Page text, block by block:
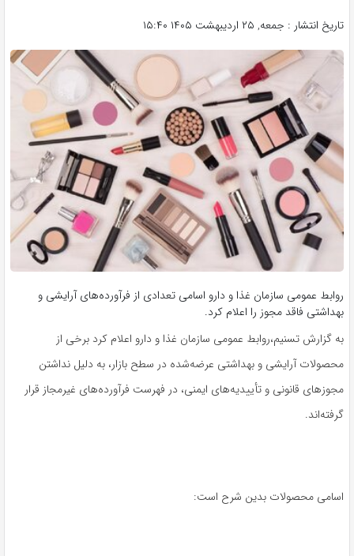
تاریخ انتشار : جمعه, ۲۵ اردیبهشت ۱۴۰۵ ۱۵:۴۰
روابط عمومی سازمان غذا و دارو اسامی تعدادی از فرآورده‌های آرایشی و
بهداشتی فاقد مجوز را اعلام کرد.
به گزارش تسنیم،روابط عمومی سازمان غذا و دارو اعلام کرد برخی از
محصولات آرایشی و بهداشتی عرضه‌شده در سطح بازار، به دلیل نداشتن
مجوزهای قانونی و تأییدیه‌های ایمنی، در فهرست فرآورده‌های غیرمجاز قرار
گرفته‌اند.
اسامی محصولات بدین شرح است: